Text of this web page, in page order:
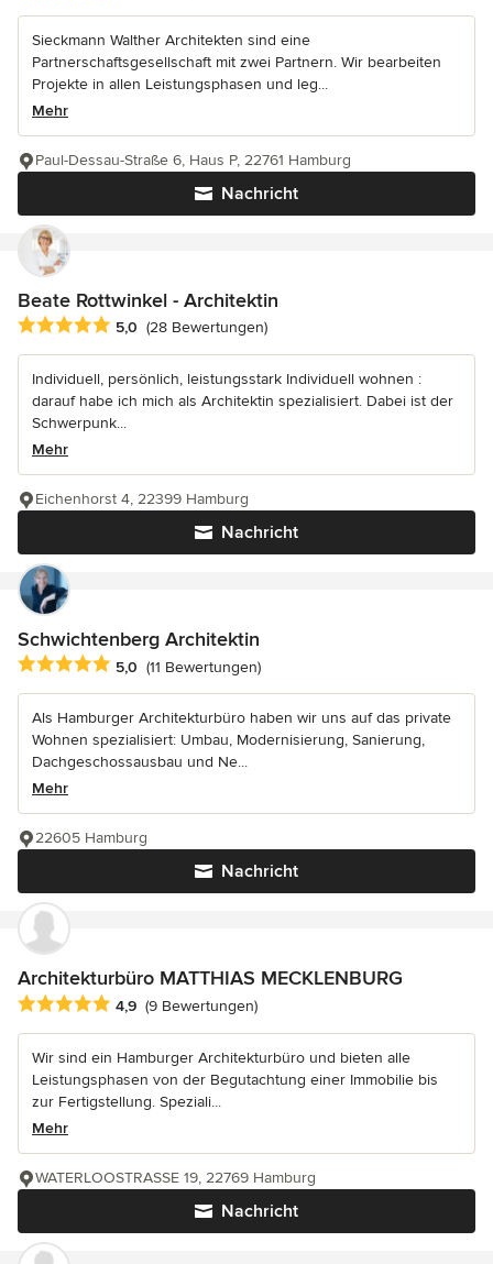
Sieckmann Walther Architekten sind eine
Partnerschaftsgesellschaft mit zwei Partnern. Wir bearbeiten
Projekte in allen Leistungsphasen und leg...
Mehr
Nachricht
Paul-Dessau-Straße 6, Haus P, 22761 Hamburg
Beate Rottwinkel - Architektin
Durchschnittliche Bewertung: 5 von 5 Sternen
5,0 (28 Bewertungen)
Individuell, persönlich, leistungsstark Individuell wohnen :
darauf habe ich mich als Architektin spezialisiert. Dabei ist der
Schwerpunk...
Mehr
Nachricht
Eichenhorst 4, 22399 Hamburg
Schwichtenberg Architektin
Durchschnittliche Bewertung: 5 von 5 Sternen
5,0 (11 Bewertungen)
Als Hamburger Architekturbüro haben wir uns auf das private
Wohnen spezialisiert: Umbau, Modernisierung, Sanierung,
Dachgeschossausbau und Ne...
Mehr
Nachricht
22605 Hamburg
Architekturbüro MATTHIAS MECKLENBURG
Durchschnittliche Bewertung: 4.9 von 5 Sternen
4,9 (9 Bewertungen)
Wir sind ein Hamburger Architekturbüro und bieten alle
Leistungsphasen von der Begutachtung einer Immobilie bis
zur Fertigstellung. Speziali...
Mehr
Nachricht
WATERLOOSTRASSE 19, 22769 Hamburg